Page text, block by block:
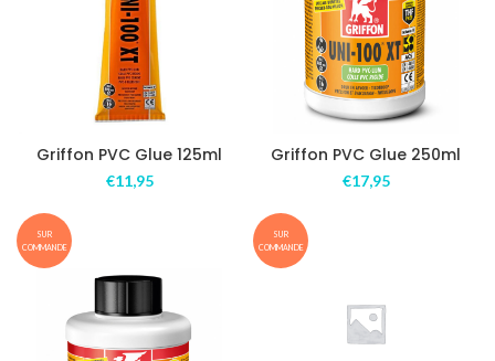
Griffon PVC Glue 125ml
€11,95
Griffon PVC Glue 250ml
€17,95
SUR
COMMANDE
SUR
COMMANDE